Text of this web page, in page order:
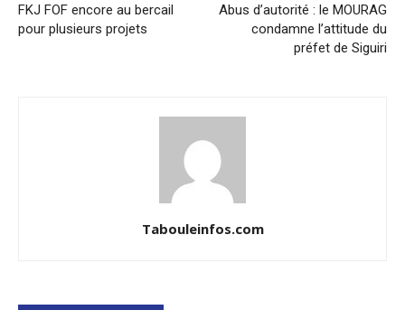
FKJ FOF encore au bercail
pour plusieurs projets
Abus d’autorité : le MOURAG
condamne l’attitude du
préfet de Siguiri
Tabouleinfos.com